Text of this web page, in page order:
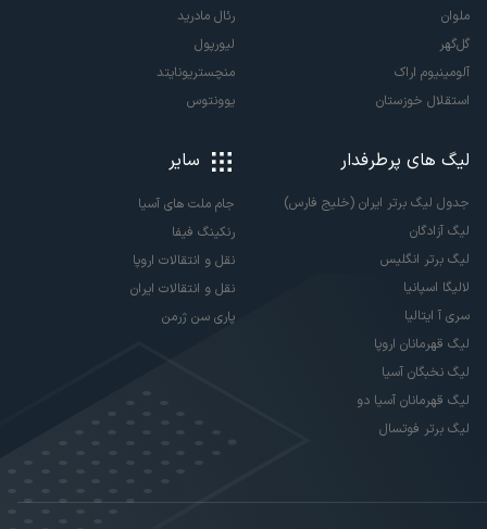
ملوان
گل‌گهر
آلومینیوم اراک
استقلال خوزستان
رئال مادرید
لیورپول
منچستریونایتد
یوونتوس
لیگ های پرطرفدار
جدول لیگ برتر ایران (خلیج فارس)
لیگ آزادگان
لیگ برتر انگلیس
لالیگا اسپانیا
سری آ ایتالیا
لیگ قهرمانان اروپا
لیگ نخبگان آسیا
لیگ قهرمانان آسیا دو
لیگ برتر فوتسال
سایر
جام ملت های آسیا
رنکینگ فیفا
نقل و انتقالات اروپا
نقل و انتقالات ایران
پاری سن ژرمن